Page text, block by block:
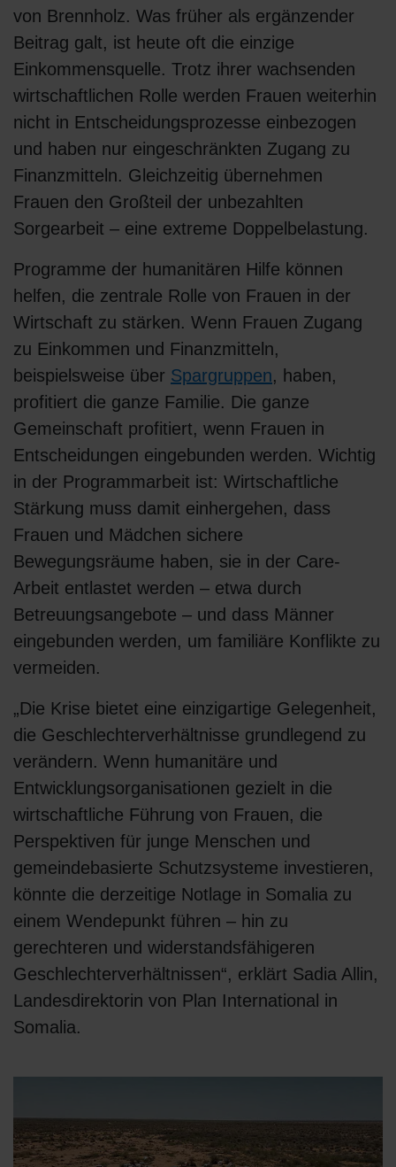
von Brennholz. Was früher als ergänzender
Beitrag galt, ist heute oft die einzige
Einkommensquelle. Trotz ihrer wachsenden
wirtschaftlichen Rolle werden Frauen weiterhin
nicht in Entscheidungsprozesse einbezogen
und haben nur eingeschränkten Zugang zu
Finanzmitteln. Gleichzeitig übernehmen
Frauen den Großteil der unbezahlten
Sorgearbeit – eine extreme Doppelbelastung.
Programme der humanitären Hilfe können
helfen, die zentrale Rolle von Frauen in der
Wirtschaft zu stärken. Wenn Frauen Zugang
zu Einkommen und Finanzmitteln,
beispielsweise über Spargruppen, haben,
profitiert die ganze Familie. Die ganze
Gemeinschaft profitiert, wenn Frauen in
Entscheidungen eingebunden werden. Wichtig
in der Programmarbeit ist: Wirtschaftliche
Stärkung muss damit einhergehen, dass
Frauen und Mädchen sichere
Bewegungsräume haben, sie in der Care-
Arbeit entlastet werden – etwa durch
Betreuungsangebote – und dass Männer
eingebunden werden, um familiäre Konflikte zu
vermeiden.
„Die Krise bietet eine einzigartige Gelegenheit,
die Geschlechterverhältnisse grundlegend zu
verändern. Wenn humanitäre und
Entwicklungsorganisationen gezielt in die
wirtschaftliche Führung von Frauen, die
Perspektiven für junge Menschen und
gemeindebasierte Schutzsysteme investieren,
könnte die derzeitige Notlage in Somalia zu
einem Wendepunkt führen – hin zu
gerechteren und widerstandsfähigeren
Geschlechterverhältnissen“, erklärt Sadia Allin,
Landesdirektorin von Plan International in
Somalia.